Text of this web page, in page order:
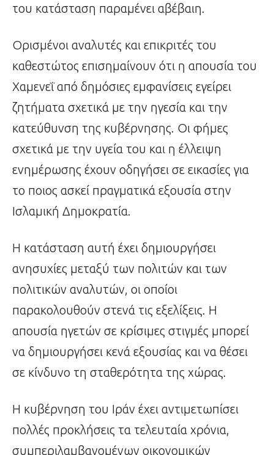
του κατάσταση παραμένει αβέβαιη.
Ορισμένοι αναλυτές και επικριτές του
καθεστώτος επισημαίνουν ότι η απουσία του
Χαμενεΐ από δημόσιες εμφανίσεις εγείρει
ζητήματα σχετικά με την ηγεσία και την
κατεύθυνση της κυβέρνησης. Οι φήμες
σχετικά με την υγεία του και η έλλειψη
ενημέρωσης έχουν οδηγήσει σε εικασίες για
το ποιος ασκεί πραγματικά εξουσία στην
Ισλαμική Δημοκρατία.
Η κατάσταση αυτή έχει δημιουργήσει
ανησυχίες μεταξύ των πολιτών και των
πολιτικών αναλυτών, οι οποίοι
παρακολουθούν στενά τις εξελίξεις. Η
απουσία ηγετών σε κρίσιμες στιγμές μπορεί
να δημιουργήσει κενά εξουσίας και να θέσει
σε κίνδυνο τη σταθερότητα της χώρας.
Η κυβέρνηση του Ιράν έχει αντιμετωπίσει
πολλές προκλήσεις τα τελευταία χρόνια,
συμπεριλαμβανομένων οικονομικών